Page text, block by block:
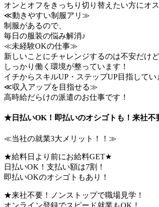
オンとオフをきっちり切り替えたい方にオス
≪動きやすい制服アリ≫
制服があるので、
毎日の服装の悩み解消♪
≪未経験OKの仕事≫
新しいことにチャレンジするのは不安だけど
しっかり働く環境が整っています！
イチからスキルUP・ステップUP目指してい
≪収入アップを目指せる≫
高時給だらけの派遣のお仕事です！
★日払いOK！即払いのオシゴトも！来社
≪当社の就業3大メリット！！≫
★給料日より前にお給料GET★
日払いOK！支払い額は7割！
即払いOKのオシゴトもあり！
★来社不要！ノンストップで職場見学！
オンライン登録でスピード就業もOK！